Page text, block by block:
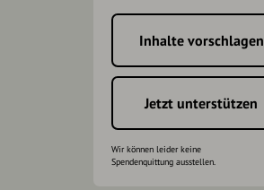
Inhalte vorschlagen
Jetzt unterstützen
Wir können leider keine
Spendenquittung ausstellen.